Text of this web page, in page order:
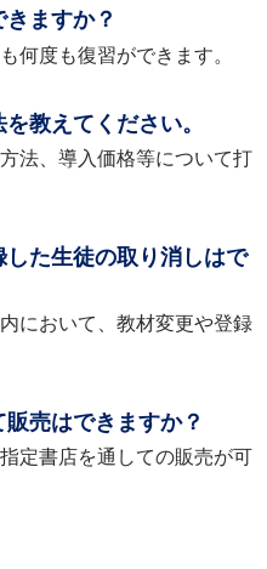
ますか？
何度も復習ができます。
教えてください。
法、導入価格等について打
た生徒の取り消しはで
において、教材変更や登録
売はできますか？
定書店を通しての販売が可